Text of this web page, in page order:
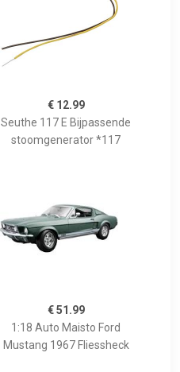
€ 12.99
Seuthe 117 E Bijpassende
stoomgenerator *117
€ 51.99
1:18 Auto Maisto Ford
Mustang 1967 Fliessheck